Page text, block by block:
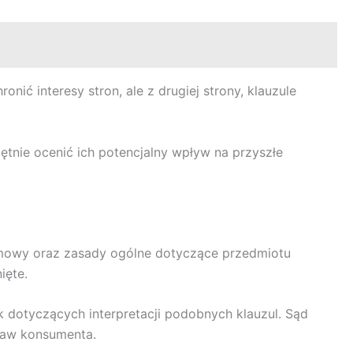
interesy stron, ale z drugiej strony, klauzule
ocenić ich potencjalny wpływ na przyszłe
oraz zasady ogólne dotyczące przedmiotu
interpretacji podobnych klauzul. Sąd
konsumenta.